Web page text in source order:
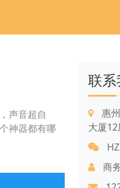
声音超自
神器都有哪
联系
惠
大厦
商